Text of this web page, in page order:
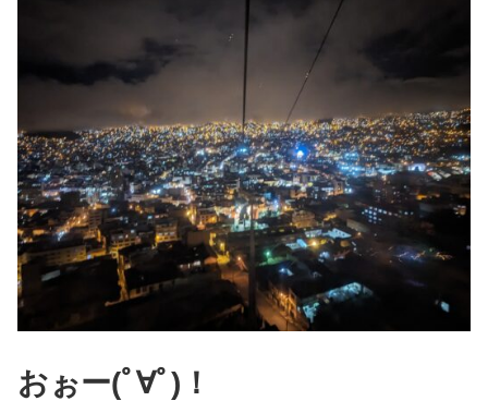
おぉー(ﾟ∀ﾟ)！